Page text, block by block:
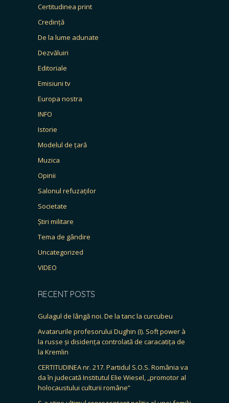
Certitudinea print
Credință
De la lume adunate
Dezvăluiri
Editoriale
Emisiuni tv
Europa nostra
INFO
Istorie
Modelul de țară
Muzica
Opinii
Salonul refuzaților
Societate
Știri militare
Tema de gândire
Uncategorized
VIDEO
RECENT POSTS
Gulagul de lângă noi. De la tanc la curcubeu
Avatarurile profesorului Dughin (I). Soft power à
la russe și disidența controlată de caracatița de
la Kremlin
CERTITUDINEA nr. 217. Partidul S.O.S. România va
da în judecată Institutul Elie Wiesel, „promotor al
holocaustului culturii române”